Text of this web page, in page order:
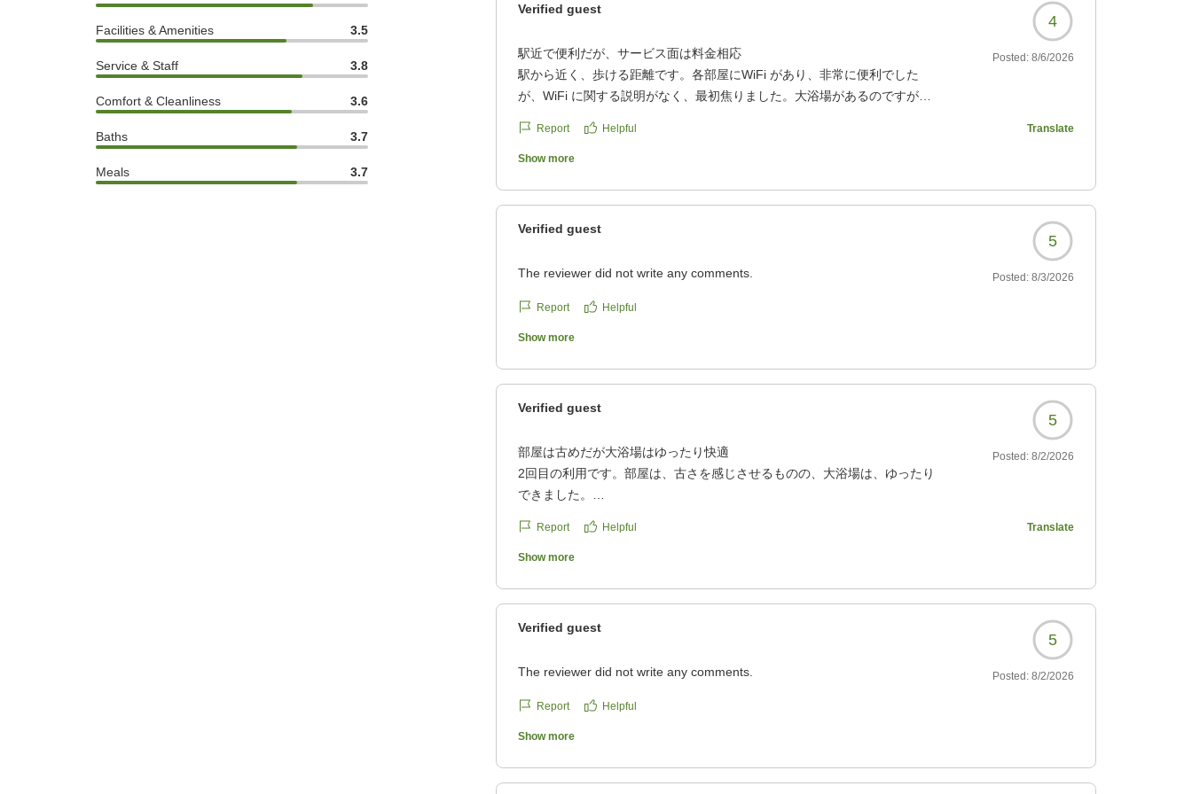
Facilities & Amenities 3.5
Service & Staff 3.8
Comfort & Cleanliness 3.6
Baths 3.7
Meals 3.7
Verified guest
4
駅近で便利だが、サービス面は料金相応
駅から近く、歩ける距離です。各部屋にWiFi があり、非常に便利でした
が、WiFi に関する説明がなく、最初焦りました。大浴場があるのですが、
無料で利用できますが、種類は多くありません。大浴場と無料朝食のある
ルートインと比べて安かったので、初めてこちらを利用しましたが、料金
クチコミの詳細はこちらから
https://review.travel.rakuten.co.jp/hotel/voice/30011?
Posted: 8/6/2026
Report Helpful Translate
Show more
Verified guest
5
The reviewer did not write any comments. Posted: 8/3/2026
Report Helpful
Show more
Verified guest
5
部屋は古めだが大浴場はゆったり快適
2回目の利用です。部屋は、古さを感じさせるものの、大浴場は、ゆったり
できました。
https://review.travel.rakuten.co.jp/hotel/voice/30011?
reviewId=33123478343953
Posted: 8/2/2026
Report Helpful Translate
Show more
Verified guest
5
The reviewer did not write any comments. Posted: 8/2/2026
Report Helpful
Show more